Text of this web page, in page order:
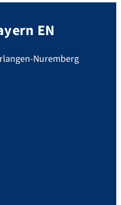
EN
Nuremberg